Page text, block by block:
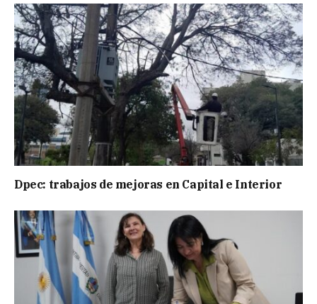
Dpec: trabajos de mejoras en Capital e Interior